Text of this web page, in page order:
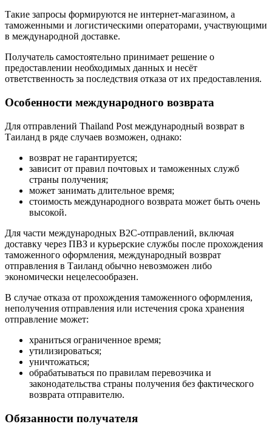
Такие запросы формируются не интернет-магазином, а
таможенными и логистическими операторами, участвующими
в международной доставке.
Получатель самостоятельно принимает решение о
предоставлении необходимых данных и несёт
ответственность за последствия отказа от их предоставления.
Особенности международного возврата
Для отправлений Thailand Post международный возврат в
Таиланд в ряде случаев возможен, однако:
возврат не гарантируется;
зависит от правил почтовых и таможенных служб
страны получения;
может занимать длительное время;
стоимость международного возврата может быть очень
высокой.
Для части международных B2C-отправлений, включая
доставку через ПВЗ и курьерские службы после прохождения
таможенного оформления, международный возврат
отправления в Таиланд обычно невозможен либо
экономически нецелесообразен.
В случае отказа от прохождения таможенного оформления,
неполучения отправления или истечения срока хранения
отправление может:
храниться ограниченное время;
утилизироваться;
уничтожаться;
обрабатываться по правилам перевозчика и
законодательства страны получения без фактического
возврата отправителю.
Обязанности получателя